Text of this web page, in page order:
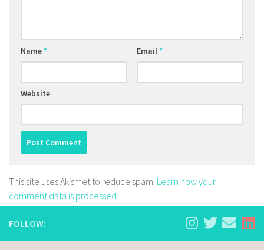
Name* Email*
Website
This site uses Akismet to reduce spam. Learn how your
comment data is processed.
FOLLOW: